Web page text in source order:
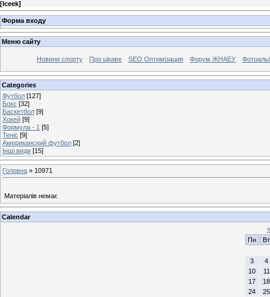
[Iceek]
Форма входу
Меню сайту
Новини спорту Про цікаве SEO Оптимізация Форум ЖНАЕУ
Categories
Футбол [127]
Бокс [32]
Баскетбол [9]
Хокей [9]
Формула - 1 [5]
Теніс [9]
Американский футбол [2]
Інші види [15]
Головна » 10971
Матеріалів немає
Calendar
«
Пн
Вт
3
4
10
11
17
18
24
25